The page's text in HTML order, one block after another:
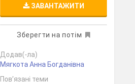
ЗАВАНТАЖИТИ
Зберегти на потім
Додав(-ла)
Мягкота Анна Богданівна
Пов’язані теми